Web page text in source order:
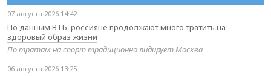
07 августа 2026 14:42
По данным ВТБ, россияне продолжают много тратить на
здоровый образ жизни
По тратам на спорт традиционно лидирует Москва
06 августа 2026 13:25